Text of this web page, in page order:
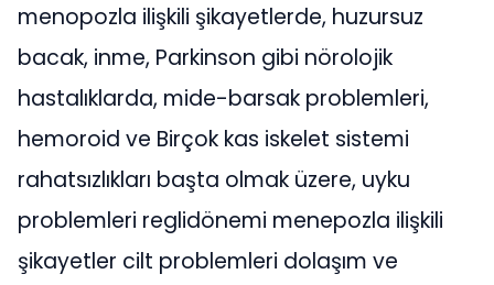
menopozla ilişkili şikayetlerde, huzursuz
bacak, inme, Parkinson gibi nörolojik
hastalıklarda, mide-barsak problemleri,
hemoroid ve Birçok kas iskelet sistemi
rahatsızlıkları başta olmak üzere, uyku
problemleri reglidönemi menepozla ilişkili
şikayetler cilt problemleri dolaşım ve